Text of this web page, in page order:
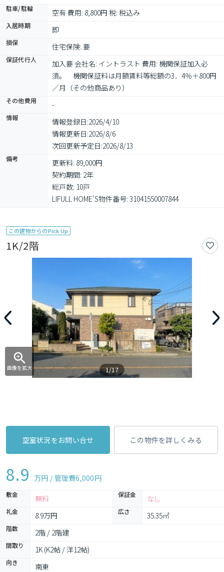
駐車/駐輪 空有 費用: 8,800円 税: 税込み
入居時期 即
損保 住宅保険: 要
保証代行人
加入要 会社名: イントラスト 費用: 機関保証加入必
須。　機関保証料は月額賃料等総額の3．4％＋800円
／月（その他商品あり）
その他費用 -
情報 情報登録日:2026/4/10
情報更新日:2026/8/6
次回更新予定日:2026/8/13
備考
更新料: 89,000円
契約期間: 2年
総戸数: 10戸
LIFULL HOME'S物件番号: 31041550007844
この建物からのPick Up
1K/2階
画像を拡大 1/17
空室状況をお問い合せ この物件を詳しくみる
8.9 万円 / 管理費6,000円
敷金 無料 保証金 なし
礼金 8.9万円 広さ 35.35㎡
階数 2階 / 2階建
間取り 1K (K2帖 / 洋12帖)
向き
南東